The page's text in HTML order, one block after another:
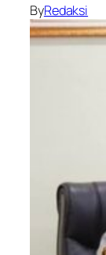
ByRedaksi